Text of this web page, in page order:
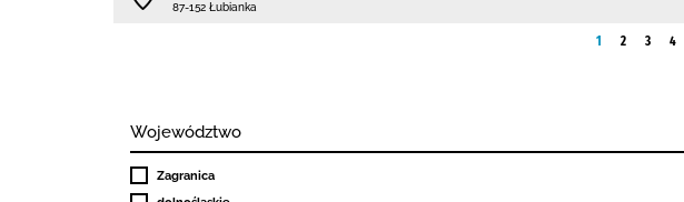
87-152 Łubianka
1 2 3 4
Województwo
Zagranica